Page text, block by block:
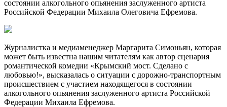
состоянии алкогольного опьянения заслуженного артиста
Российской Федерации Михаила Олеговича Ефремова.
Журналистка и медиаменеджер Маргарита Симоньян, которая
может быть известна нашим читателям как автор сценария
романтической комедии «Крымский мост. Сделано с
любовью!», высказалась о ситуации с дорожно-транспортным
происшествием с участием находящегося в состоянии
алкогольного опьянения заслуженного артиста Российской
Федерации Михаила Ефремова.